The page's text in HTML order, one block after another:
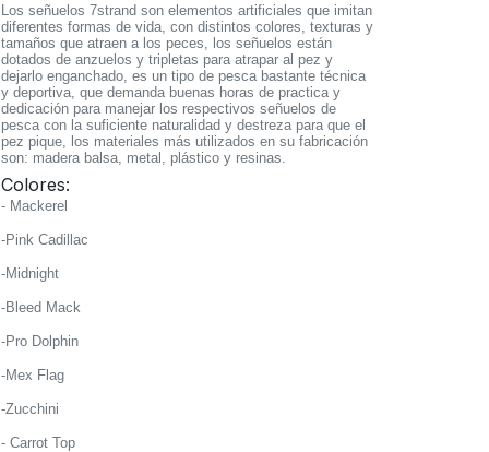
Los señuelos 7strand son elementos artificiales que imitan
diferentes formas de vida, con distintos colores, texturas y
tamaños que atraen a los peces, los señuelos están
dotados de anzuelos y tripletas para atrapar al pez y
dejarlo enganchado, es un tipo de pesca bastante técnica
y deportiva, que demanda buenas horas de practica y
dedicación para manejar los respectivos señuelos de
pesca con la suficiente naturalidad y destreza para que el
pez pique, los materiales más utilizados en su fabricación
son: madera balsa, metal, plástico y resinas.
Colores:
- Mackerel
-Pink Cadillac
-Midnight
-Bleed Mack
-Pro Dolphin
-Mex Flag
-Zucchini
- Carrot Top